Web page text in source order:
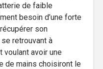
de faible
besoin d’une forte
son
retrouvant à
voulant avoir une
de mains choisiront le